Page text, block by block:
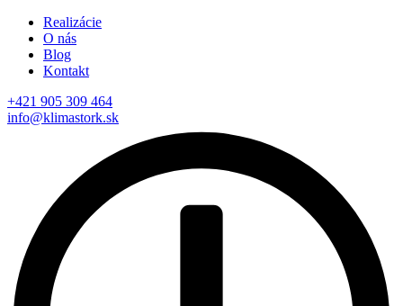
Realizácie
O nás
Blog
Kontakt
+421 905 309 464
info@klimastork.sk